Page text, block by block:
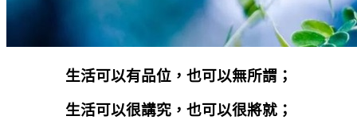
生活可以有品位，也可以無所謂；
生活可以很講究，也可以很將就；